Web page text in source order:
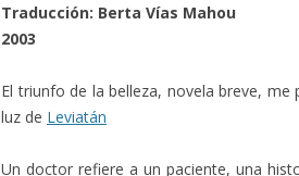
Traducción: Berta Vías Mahou
2003
El triunfo de la belleza, novela breve,
luz de Leviatán
Un doctor refiere a un paciente, una